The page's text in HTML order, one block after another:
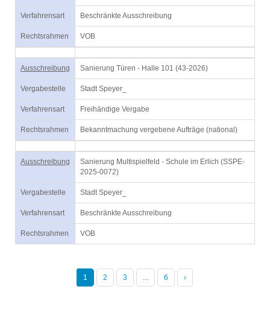
Verfahrensart Beschränkte Ausschreibung
Rechtsrahmen VOB
Ausschreibung Sanierung Türen - Halle 101 (43-2026)
Vergabestelle Stadt Speyer_
Verfahrensart Freihändige Vergabe
Rechtsrahmen Bekanntmachung vergebene Aufträge (national)
Ausschreibung
Sanierung Multispielfeld - Schule im Erlich (SSPE-
2025-0072)
Vergabestelle Stadt Speyer_
Verfahrensart Beschränkte Ausschreibung
Rechtsrahmen VOB
1 2 3 ... 6 ›